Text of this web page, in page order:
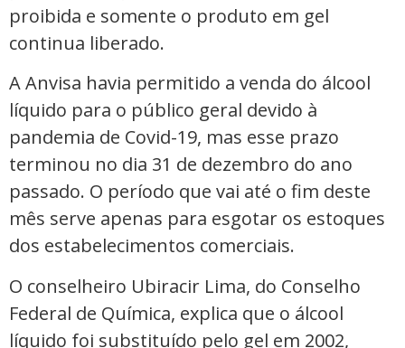
proibida e somente o produto em gel
continua liberado.
A Anvisa havia permitido a venda do álcool
líquido para o público geral devido à
pandemia de Covid-19, mas esse prazo
terminou no dia 31 de dezembro do ano
passado. O período que vai até o fim deste
mês serve apenas para esgotar os estoques
dos estabelecimentos comerciais.
O conselheiro Ubiracir Lima, do Conselho
Federal de Química, explica que o álcool
líquido foi substituído pelo gel em 2002,